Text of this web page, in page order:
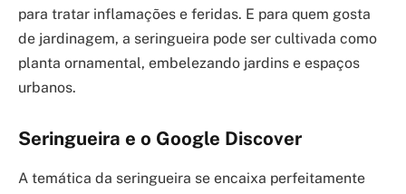
para tratar inflamações e feridas. E para quem gosta
de jardinagem, a seringueira pode ser cultivada como
planta ornamental, embelezando jardins e espaços
urbanos.
Seringueira e o Google Discover
A temática da seringueira se encaixa perfeitamente